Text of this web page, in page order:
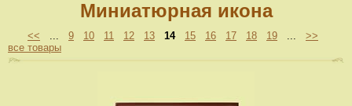
Миниатюрная икона
<< ... 9 10 11 12 13 14 15 16 17 18 19 ... >>
все товары